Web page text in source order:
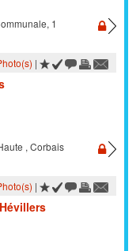
1
|
, Corbais
|